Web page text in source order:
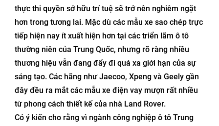
thực thi quyền sở hữu trí tuệ sẽ trở nên nghiêm ngặt
hơn trong tương lai. Mặc dù các mẫu xe sao chép trực
tiếp hiện nay ít xuất hiện hơn tại các triển lãm ô tô
thường niên của Trung Quốc, nhưng rõ ràng nhiều
thương hiệu vẫn đang đẩy đi quá xa giới hạn của sự
sáng tạo. Các hãng như Jaecoo, Xpeng và Geely gần
đây đều ra mắt các mẫu xe điện vay mượn rất nhiều
từ phong cách thiết kế của nhà Land Rover.
Có ý kiến cho rằng vì ngành công nghiệp ô tô Trung